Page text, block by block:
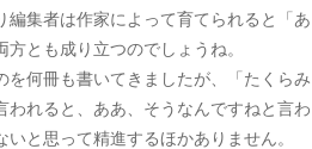
集者は作家によって育てられると「あ
とも成り立つのでしょうね。
何冊も書いてきましたが、「たくらみ
れると、ああ、そうなんですねと言わ
と思って精進するほかありません。